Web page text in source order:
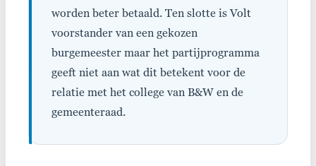
worden beter betaald. Ten slotte is Volt
voorstander van een gekozen
burgemeester maar het partijprogramma
geeft niet aan wat dit betekent voor de
relatie met het college van B&W en de
gemeenteraad.